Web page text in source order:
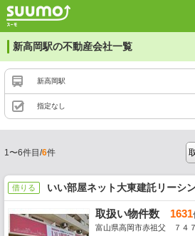
新高岡駅の不動産会社一覧
新高岡駅
指定なし
1〜6件目/6件
借りる いい部屋ネット大東建託リーシ
取扱い物件数 1631
富山県高岡市赤祖父 ７４７